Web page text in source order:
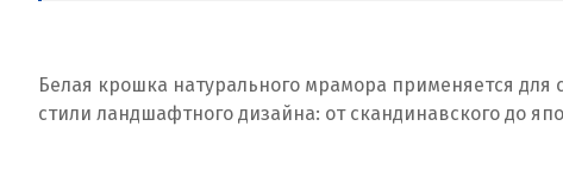
Белая крошка натурального мрамора применяется
стили ландшафтного дизайна: от скандинавского до